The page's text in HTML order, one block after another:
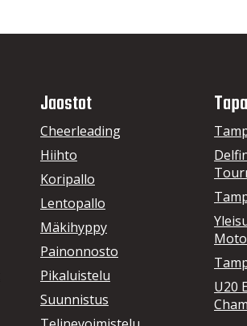
Jaostot
Cheerleading
Hiihto
Koripallo
Lentopallo
Mäkihyppy
Painonnosto
Pikaluistelu
Suunnistus
U20